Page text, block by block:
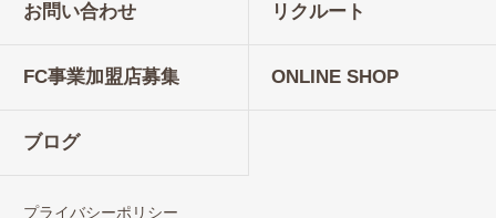
お問い合わせ リクルート
FC事業加盟店募集 ONLINE SHOP
ブログ
プライバシーポリシー